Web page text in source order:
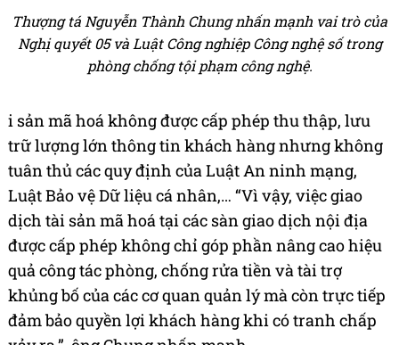
Thượng tá Nguyễn Thành Chung nhấn mạnh vai trò của
Nghị quyết 05 và Luật Công nghiệp Công nghệ số trong
phòng chống tội phạm công nghệ.
i sản mã hoá không được cấp phép thu thập, lưu
trữ lượng lớn thông tin khách hàng nhưng không
tuân thủ các quy định của Luật An ninh mạng,
Luật Bảo vệ Dữ liệu cá nhân,… “Vì vậy, việc giao
dịch tài sản mã hoá tại các sàn giao dịch nội địa
được cấp phép không chỉ góp phần nâng cao hiệu
quả công tác phòng, chống rửa tiền và tài trợ
khủng bố của các cơ quan quản lý mà còn trực tiếp
đảm bảo quyền lợi khách hàng khi có tranh chấp